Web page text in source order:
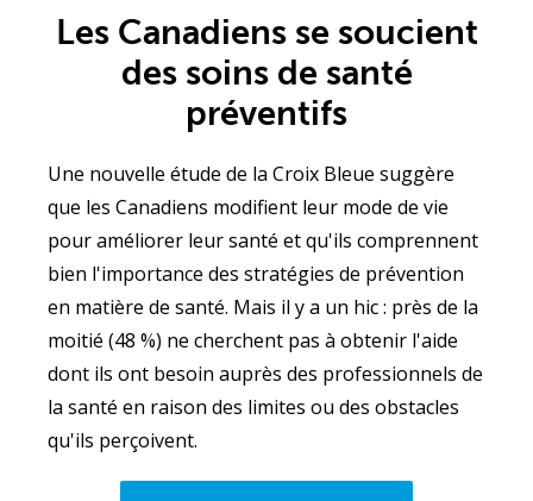
Les Canadiens se soucient
des soins de santé
préventifs
Une nouvelle étude de la Croix Bleue suggère
que les Canadiens modifient leur mode de vie
pour améliorer leur santé et qu'ils comprennent
bien l'importance des stratégies de prévention
en matière de santé. Mais il y a un hic : près de la
moitié (48 %) ne cherchent pas à obtenir l'aide
dont ils ont besoin auprès des professionnels de
la santé en raison des limites ou des obstacles
qu'ils perçoivent.